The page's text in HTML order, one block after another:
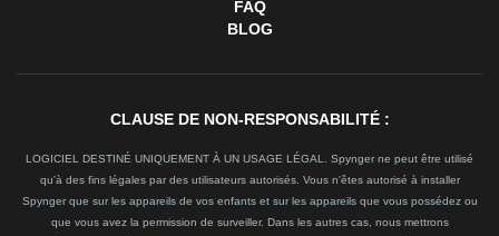
FAQ
BLOG
CLAUSE DE NON-RESPONSABILITÉ :
LOGICIEL DESTINÉ UNIQUEMENT À UN USAGE LÉGAL. Spynger ne peut être utilisé
qu'à des fins légales par des utilisateurs autorisés. Vous n'êtes autorisé à installer
Spynger que sur les appareils de vos enfants et sur les appareils que vous possédez ou
que vous avez la permission de surveiller. Dans les autres cas, nous mettrons